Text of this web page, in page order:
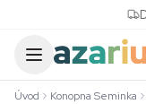
Úvod Konopna Seminka